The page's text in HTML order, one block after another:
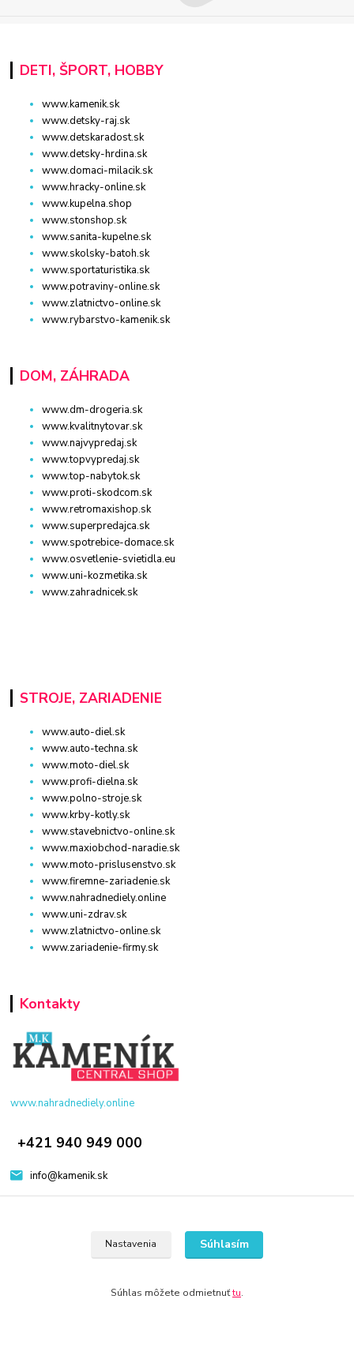
DETI, ŠPORT, HOBBY
www.kamenik.sk
www.detsky-raj.sk
www.detskaradost.sk
www.detsky-hrdina.sk
www.domaci-milacik.sk
www.hracky-online.sk
www.kupelna.shop
www.stonshop.sk
www.sanita-kupelne.sk
www.skolsky-batoh.sk
www.sportaturistika.sk
www.potraviny-online.sk
www.zlatnictvo-online.sk
www.rybarstvo-kamenik.sk
DOM, ZÁHRADA
www.dm-drogeria.sk
www.kvalitnytovar.sk
www.najvypredaj.sk
www.topvypredaj.sk
www.top-nabytok.sk
www.proti-skodcom.sk
www.retromaxishop.sk
www.superpredajca.sk
www.spotrebice-domace.sk
www.osvetlenie-svietidla.eu
www.uni-kozmetika.sk
www.zahradnicek.sk
STROJE, ZARIADENIE
www.auto-diel.sk
www.auto-techna.sk
www.moto-diel.sk
www.profi-dielna.sk
www.polno-stroje.sk
www.krby-kotly.sk
www.stavebnictvo-online.sk
www.maxiobchod-naradie.sk
www.moto-prislusenstvo.sk
www.firemne-zariadenie.sk
www.nahradnediely.online
www.uni-zdrav.sk
www.zlatnictvo-online.sk
www.zariadenie-firmy.sk
Kontakty
www.nahradnediely.online
+421 940 949 000
info@kamenik.sk
© 2024 Všetky práva vyhradené KAMENIK.SK
Nastavenia Súhlasím
Súhlas môžete odmietnuťtu.